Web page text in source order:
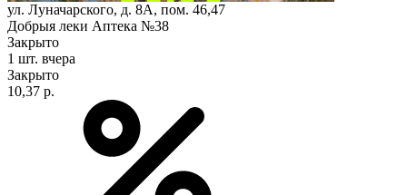
ул. Луначарского, д. 8А, пом. 46,47
Добрыя леки Аптека №38
Закрыто
1 шт. вчера
Закрыто
10,37 р.